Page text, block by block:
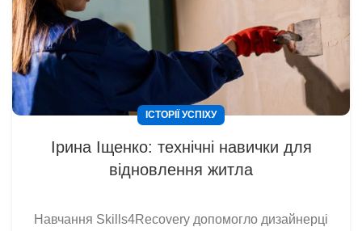
ІСТОРІЇ УСПІХУ
Ірина Іщенко: технічні навички для
відновлення житла
Навчання Skills4Recovery допомогло дизайнерці